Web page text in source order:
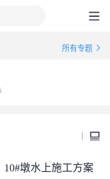
所有专题
10#墩水上施工方案